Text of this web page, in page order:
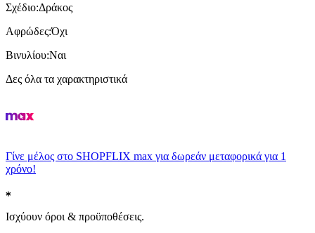
Σχέδιο:Δράκος
Αφρώδες:Όχι
Βινυλίου:Ναι
Δες όλα τα χαρακτηριστικά
Γίνε μέλος στο SHOPFLIX max για δωρεάν μεταφορικά για 1
χρόνο!
Ισχύουν όροι & προϋποθέσεις.